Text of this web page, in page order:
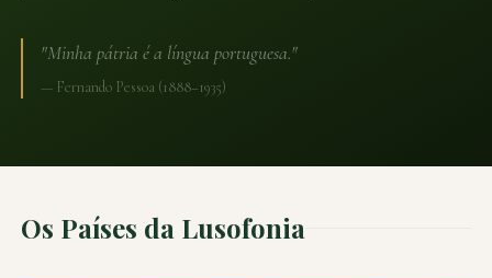
"Minha pátria é a língua portuguesa."
— Fernando Pessoa (1888–1935)
Os Países da Lusofonia